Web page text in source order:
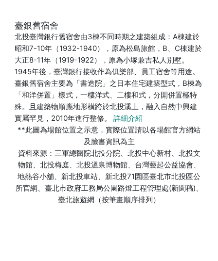
臺銀舊宿舍
北投臺灣銀行舊宿舍由3棟不同時期之建築組成：A棟建於
昭和7-10年（1932-1940），原為松島旅館，B、C棟建於
大正8-11年（1919-1922），原為小塚兼吉私人別墅。
1945年後，臺灣銀行接收作為俱樂部、員工宿舍等用途。
臺銀舊宿舍主要為「書造院」之日本住宅建築型式，B棟為
「和洋併置」樣式，一樓洋式、二樓和式，分開併置極特
殊。且建築物順應地形橫跨於北投溪上，融入自然中興建
實屬罕見，2010年進行整修。 詳細介紹
**此圖為場館位置之示意，實際位置請以各場館官方網站
及臉書資訊為主
資料來源：三軍總醫院北投分院、北投中心新村、北投文
物館、北投梅庭、北投溫泉博物館、台灣藝起公益協會、
地熱谷小舖、新北投車站、新北投71園區臺北市北投區公
所官網、臺北市政府工務局公園路燈工程管理處(新聞稿)、
臺北旅遊網（按筆畫順序排列）